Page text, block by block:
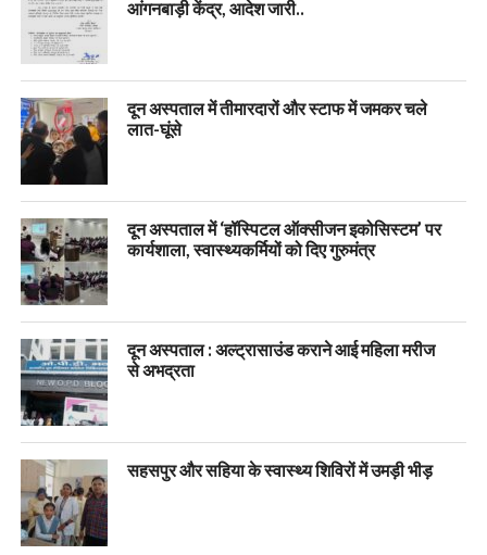
आंगनबाड़ी केंद्र, आदेश जारी..
दून अस्पताल में तीमारदारों और स्टाफ में जमकर चले
लात-घूंसे
दून अस्पताल में ‘हॉस्पिटल ऑक्सीजन इकोसिस्टम’ पर
कार्यशाला, स्वास्थ्यकर्मियों को दिए गुरुमंत्र
दून अस्पताल : अल्ट्रासाउंड कराने आई महिला मरीज
से अभद्रता
सहसपुर और सहिया के स्वास्थ्य शिविरों में उमड़ी भीड़